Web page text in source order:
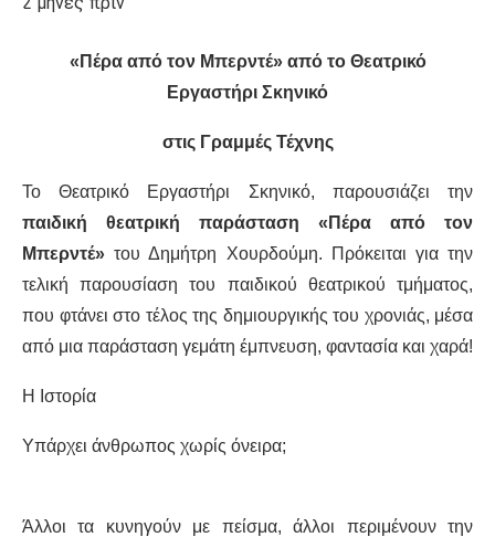
«Πέρα από τον Μπερντέ» από το Θεατρικό
Εργαστήρι Σκηνικό
στις Γραμμές Τέχνης
Το Θεατρικό Εργαστήρι Σκηνικό, παρουσιάζει την
παιδική θεατρική παράσταση
«Πέρα από τον
Μπερντέ» του Δημήτρη Χουρδούμη. Πρόκειται για την
τελική παρουσίαση του παιδικού θεατρικού τμήματος,
που φτάνει στο τέλος της δημιουργικής του χρονιάς, μέσα
από μια παράσταση γεμάτη έμπνευση, φαντασία και χαρά!
Η Ιστορία
Υπάρχει άνθρωπος χωρίς όνειρα;
Άλλοι τα κυνηγούν με πείσμα, άλλοι περιμένουν την